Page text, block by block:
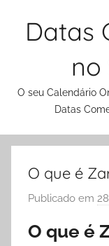
Datas
no
O seu Calendário
Datas
O que é
Publicado em
O que é